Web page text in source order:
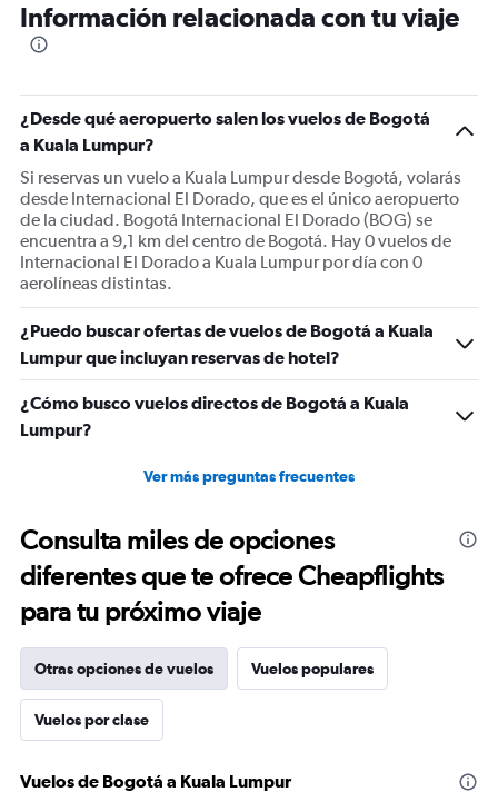
Información relacionada con tu viaje
¿Desde qué aeropuerto salen los vuelos de Bogotá
a Kuala Lumpur?
Si reservas un vuelo a Kuala Lumpur desde Bogotá, volarás
desde Internacional El Dorado, que es el único aeropuerto
de la ciudad. Bogotá Internacional El Dorado (BOG) se
encuentra a 9,1 km del centro de Bogotá. Hay 0 vuelos de
Internacional El Dorado a Kuala Lumpur por día con 0
aerolíneas distintas.
¿Puedo buscar ofertas de vuelos de Bogotá a Kuala
Lumpur que incluyan reservas de hotel?
¿Cómo busco vuelos directos de Bogotá a Kuala
Lumpur?
Ver más preguntas frecuentes
Consulta miles de opciones
diferentes que te ofrece Cheapflights
para tu próximo viaje
Otras opciones de vuelos Vuelos populares
Vuelos por clase
Vuelos de Bogotá a Kuala Lumpur